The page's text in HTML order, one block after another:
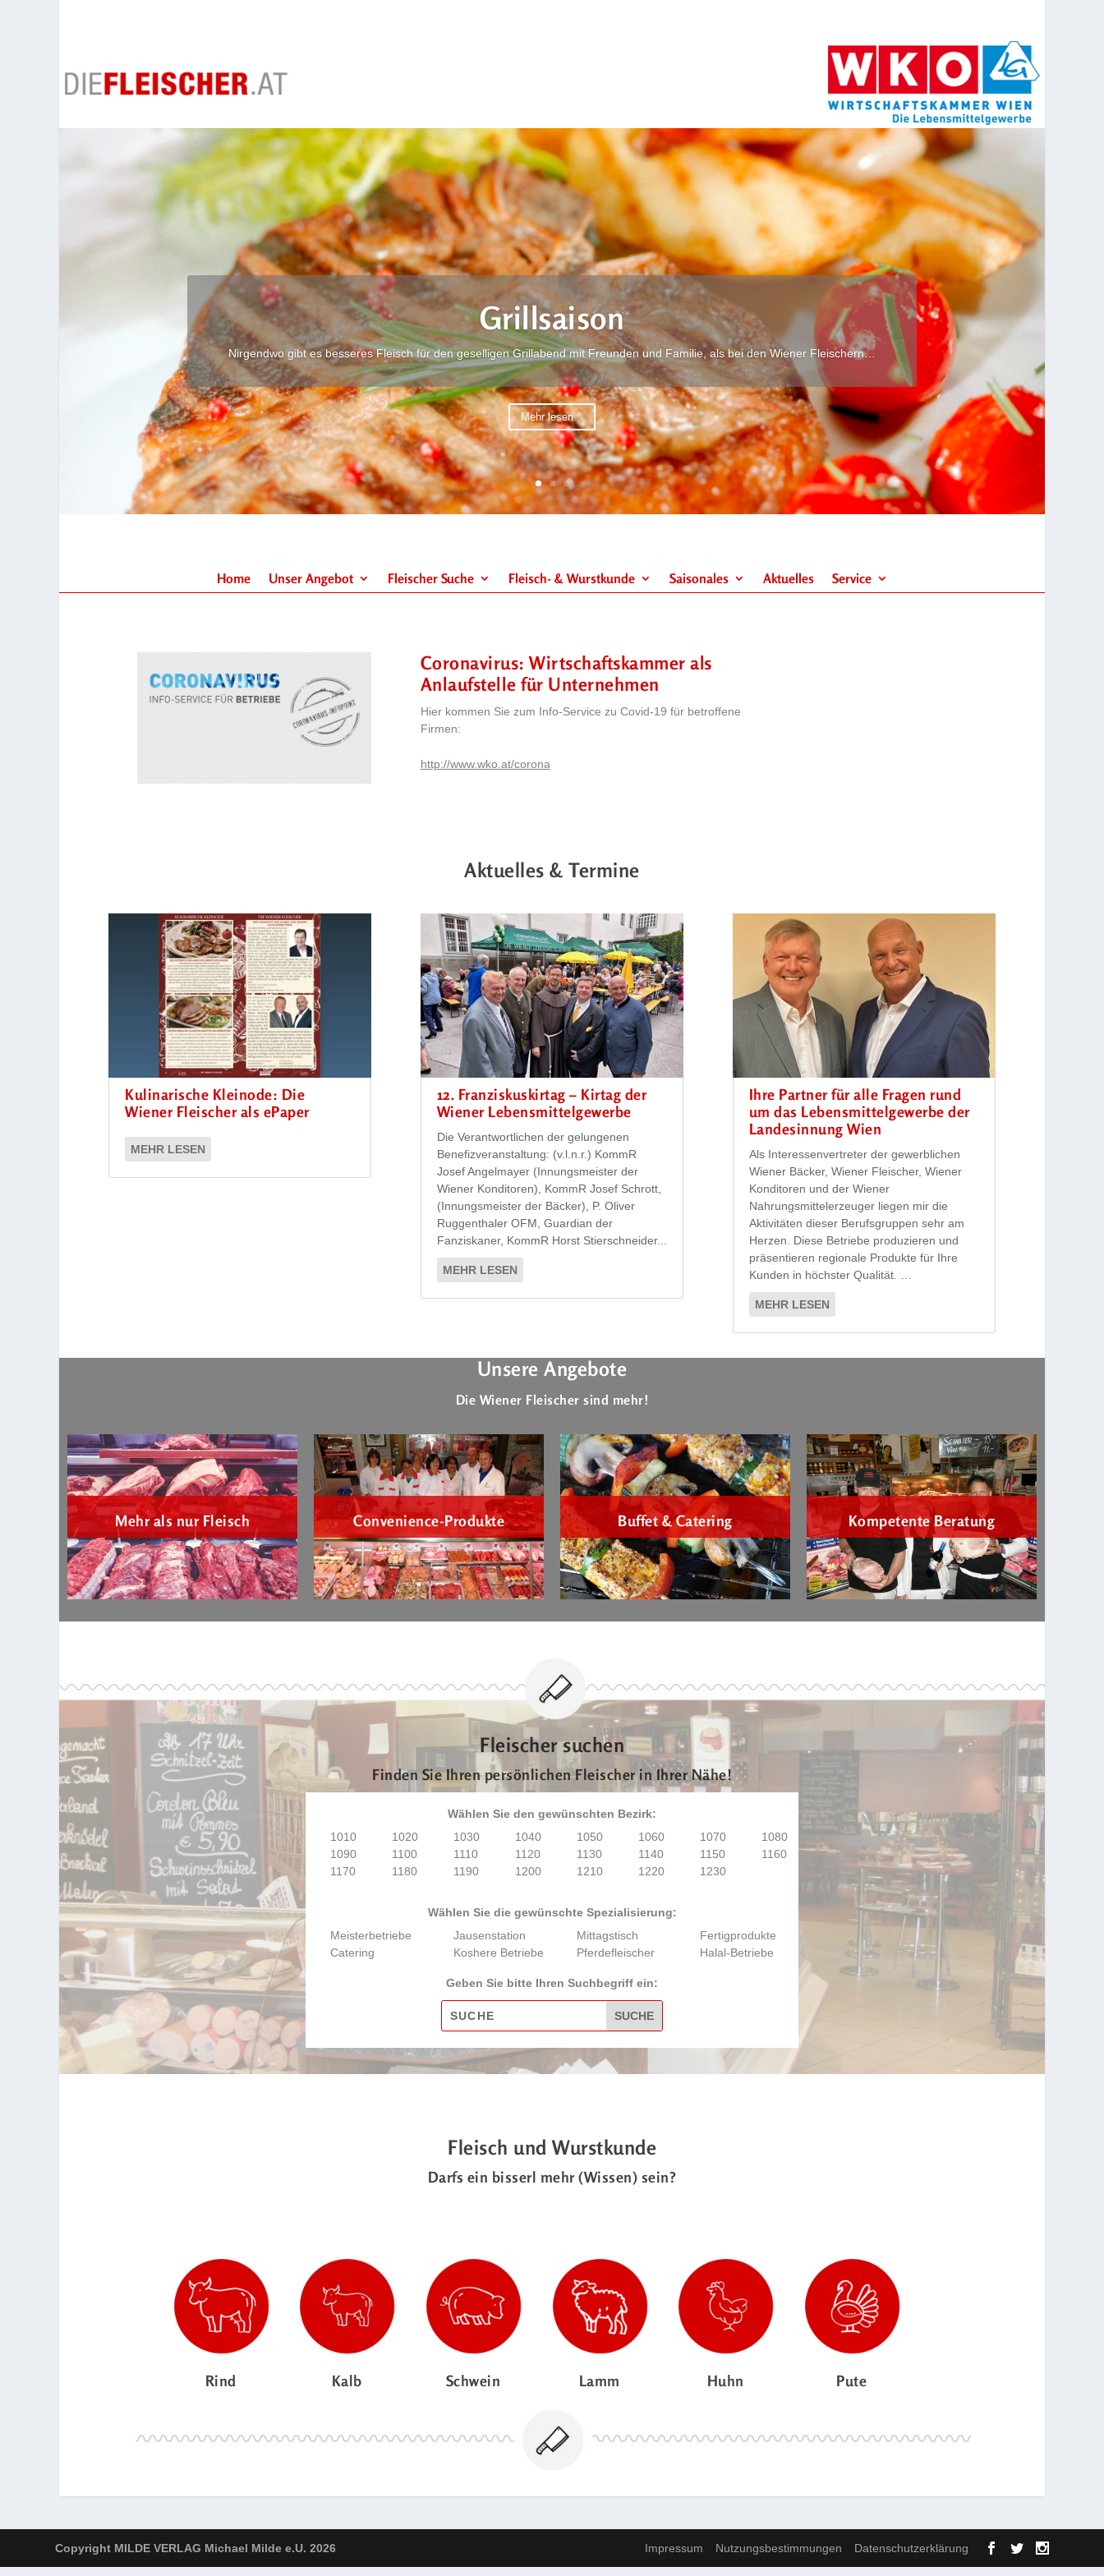
Grillsaison
Nirgendwo gibt es besseres Fleisch für den geselligen Grillabend mit Freunden und Familie, als bei den Wiener Fleischern…
Mehr lesen...
Home Unser Angebot Fleischer Suche Fleisch- & Wurstkunde Saisonales Aktuelles Service
Coronavirus: Wirtschaftskammer als
Anlaufstelle für Unternehmen
Hier kommen Sie zum Info-Service zu Covid-19 für betroffene
Firmen:
http://www.wko.at/corona
Aktuelles & Termine
Kulinarische Kleinode: Die
Wiener Fleischer als ePaper
MEHR LESEN
12. Franziskuskirtag – Kirtag der
Wiener Lebensmittelgewerbe
Die Verantwortlichen der gelungenen
Benefizveranstaltung: (v.l.n.r.) KommR
Josef Angelmayer (Innungsmeister der
Wiener Konditoren), KommR Josef Schrott,
(Innungsmeister der Bäcker), P. Oliver
Ruggenthaler OFM, Guardian der
Fanziskaner, KommR Horst Stierschneider...
MEHR LESEN
Ihre Partner für alle Fragen rund
um das Lebensmittelgewerbe der
Landesinnung Wien
Als Interessenvertreter der gewerblichen
Wiener Bäcker, Wiener Fleischer, Wiener
Konditoren und der Wiener
Nahrungsmittelerzeuger liegen mir die
Aktivitäten dieser Berufsgruppen sehr am
Herzen. Diese Betriebe produzieren und
präsentieren regionale Produkte für Ihre
Kunden in höchster Qualität. …
MEHR LESEN
Unsere Angebote
Die Wiener Fleischer sind mehr!
Mehr als nur Fleisch Convenience-Produkte Buffet & Catering Kompetente Beratung
Fleischer suchen
Finden Sie Ihren persönlichen Fleischer in Ihrer Nähe!
Wählen Sie den gewünschten Bezirk:
1010
1020 1030 1040 1050 1060 1070
1080
1090
1100 1110 1120 1130 1140 1150
1160
1170
1180 1190 1200 1210 1220 1230
Wählen Sie die gewünschte Spezialisierung:
Meisterbetriebe
Jausenstation Mittagstisch
Fertigprodukte
Catering
Koshere Betriebe Pferdefleischer Halal-Betriebe
Geben Sie bitte Ihren Suchbegriff ein:
Fleisch und Wurstkunde
Darfs ein bisserl mehr (Wissen) sein?
Rind Kalb Schwein Lamm Huhn Pute
Copyright MILDE VERLAG Michael Milde e.U. 2026 Impressum Nutzungsbestimmungen Datenschutzerklärung